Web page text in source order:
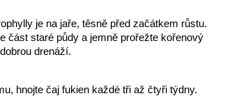
je na jaře, těsně před začátkem růstu.
část staré půdy a jemně prořežte kořenový
drenáží.
hnojte čaj fukien každé tři až čtyři týdny.